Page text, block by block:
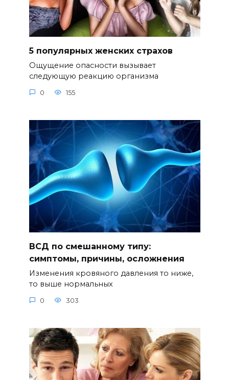
5 популярных женских страхов
Ощущение опасности вызывает
следующую реакцию организма
0 155
ВСД по смешанному типу:
симптомы, причины, осложнения
Изменения кровяного давления то ниже,
то выше нормальных
0 303